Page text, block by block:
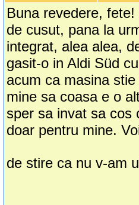
Buna revedere,
de cusut, pana la
integrat, alea alea,
gasit-o in Aldi Süd
acum ca masina
mine sa coasa e o
sper sa invat sa cos
doar pentru mine.
de stire ca nu v-am